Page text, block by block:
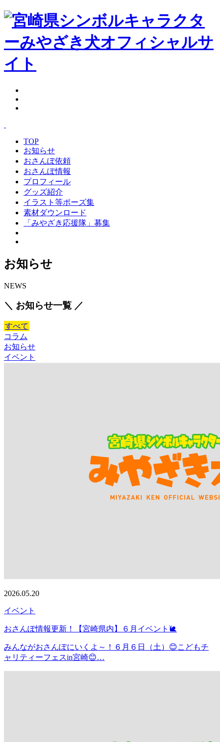
TOP
お知らせ
おさんぽ依頼
おさんぽ情報
プロフィール
グッズ紹介
イラスト等ポーズ集
素材ダウンロード
「みやざき応援隊」募集
お知らせ
NEWS
＼ お知らせ一覧 ／
すべて
コラム
お知らせ
イベント
2026.05.20
イベント
おさんぽ情報更新！【宮崎県内】６月イベント🐌
みんながおさんぽにいくよ～！６月６日（土）😊こどもチ
ャリティーフェスin宮崎😊…